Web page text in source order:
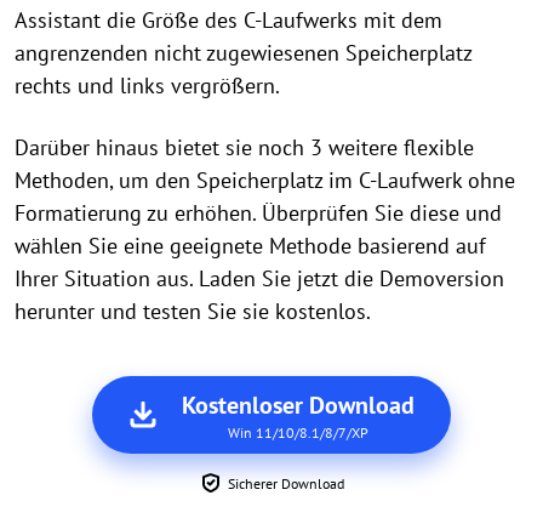
Assistant die Größe des C-Laufwerks mit dem
angrenzenden nicht zugewiesenen Speicherplatz
rechts und links vergrößern.
Darüber hinaus bietet sie noch 3 weitere flexible
Methoden, um den Speicherplatz im C-Laufwerk ohne
Formatierung zu erhöhen. Überprüfen Sie diese und
wählen Sie eine geeignete Methode basierend auf
Ihrer Situation aus. Laden Sie jetzt die Demoversion
herunter und testen Sie sie kostenlos.
Kostenloser Download
Win 11/10/8.1/8/7/XP
Sicherer Download